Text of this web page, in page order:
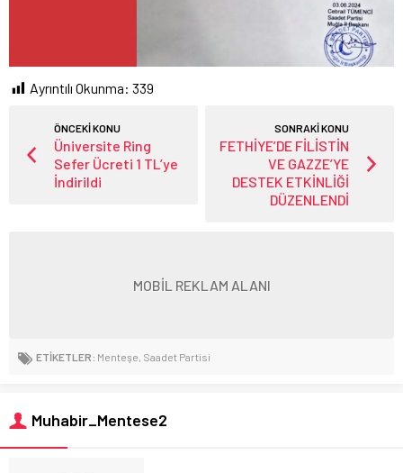
Ayrıntılı Okunma: 339
ÖNCEKİ KONU
Üniversite Ring
Sefer Ücreti 1 TL’ye
İndirildi
SONRAKİ KONU
FETHİYE’DE FİLİSTİN
VE GAZZE’YE
DESTEK ETKİNLİĞİ
DÜZENLENDİ
MOBİL REKLAM ALANI
ETİKETLER: Menteşe, Saadet Partisi
Muhabir_Mentese2